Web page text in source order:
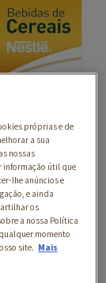
BEBIDAS
próprias e de
a sua
nossas
informação útil que
lhe anúncios e
e ainda
os
a nossa Política
momento
site. Mais